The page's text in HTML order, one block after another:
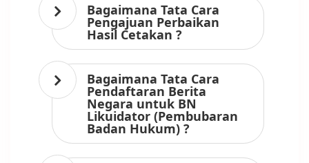
Bagaimana Tata Cara
Pengajuan Perbaikan
Hasil Cetakan ?
Bagaimana Tata Cara
Pendaftaran Berita
Negara untuk BN
Likuidator (Pembubaran
Badan Hukum) ?